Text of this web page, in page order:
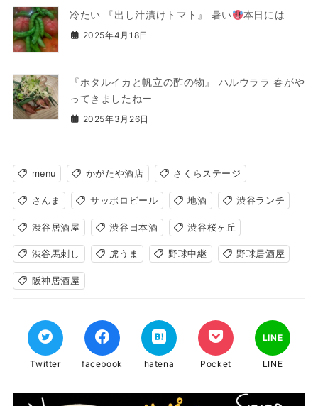
冷たい 『出し汁漬けトマト』 暑い 本日には
2025年4月18日
『ホタルイカと帆立の酢の物』 ハルウララ 春がや
ってきましたねー
2025年3月26日
menu かがたや酒店 さくらステージ
さんま サッポロビール 地酒 渋谷ランチ
渋谷居酒屋 渋谷日本酒 渋谷桜ヶ丘
渋谷馬刺し 虎うま 野球中継 野球居酒屋
阪神居酒屋
Twitter facebook hatena Pocket
LINE
LINE